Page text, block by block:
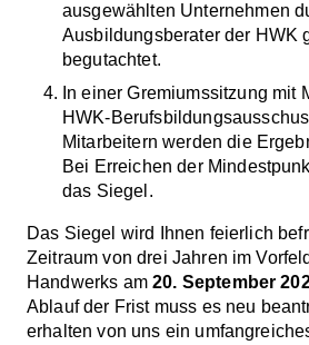
ausgewählten Unternehmen
Ausbildungsberater der HWK
begutachtet.
In einer Gremiumssitzung mit
HWK-
Mitarbeitern werden die
Bei Erreichen der
das Siegel.
Das Siegel wird Ihnen feierlich
Zeitraum von drei Jahren im
Handwerks am20. September
Ablauf der Frist muss es neu
erhalten von uns ein